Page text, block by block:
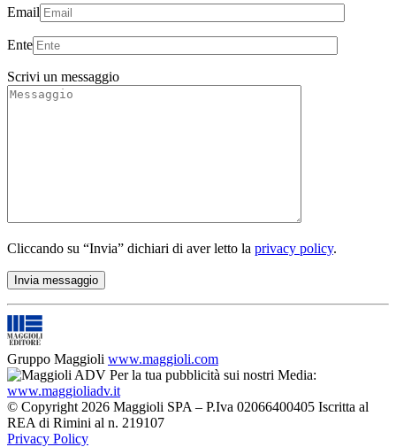
Email
Ente
Scrivi un messaggio
Cliccando su “Invia” dichiari di aver letto la privacy policy.
Gruppo Maggioli www.maggioli.com
Per la tua pubblicità sui nostri Media:
www.maggioliadv.it
© Copyright 2026 Maggioli SPA – P.Iva 02066400405 Iscritta al
REA di Rimini al n. 219107
Privacy Policy